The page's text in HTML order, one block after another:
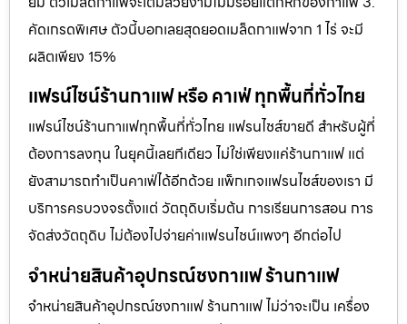
คัดเกรดพิเศษ ตัวนี้บอกเลยสุดยอดเมล็ดกาแฟจาก 1 ไร่ จะมี
ผลิตเพียง 15%
แฟรน์ไชน์ร้านกาแฟ หรือ คาเฟ่ ทุกพื้นที่ทั่วไทย
แฟรน์ไชน์ร้านกาแฟทุกพื้นที่ทั่วไทย แฟรนไชส์ขายดี สำหรับผู้ที่
ต้องการลงทุน ในยุคนี้เลยทีเดียว ไม่ใช่เพียงแค่ร้านกาแฟ แต่
ยังสามารถทำเป็นคาเฟ่ได้อีกด้วย แพ็กเกจแฟรนไชส์ของเรา มี
บริการครบวงจรตั้งแต่ วัตถุดิบเริ่มต้น การเรียนการสอน การ
จัดส่งวัตถุดิบ ไม่ต้องไปจ่ายค่าเเฟรนไชน์แพงๆ อีกต่อไป
จำหน่ายสินค้าอุปกรณ์ชงกาแฟ ร้านกาแฟ
จำหน่ายสินค้าอุปกรณ์ชงกาแฟ ร้านกาแฟ ไม่ว่าจะเป็น เครื่อง